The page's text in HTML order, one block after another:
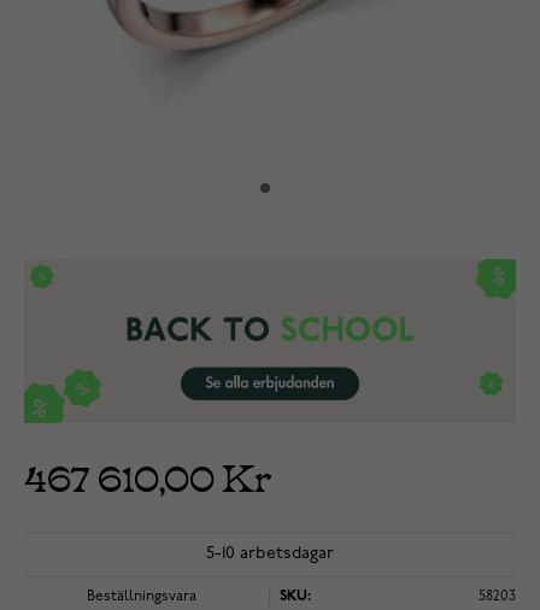
467 610,00 Kr
5-10 arbetsdagar
Beställningsvara SKU: 58203